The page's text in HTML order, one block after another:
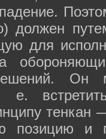
должен
для
Он
е.
тенкан
позицию и